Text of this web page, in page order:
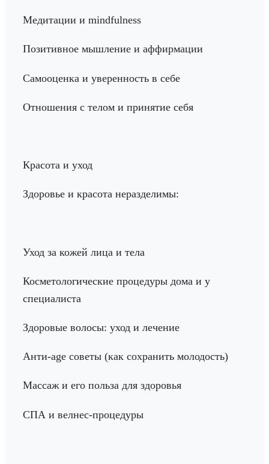
Медитации и mindfulness
Позитивное мышление и аффирмации
Самооценка и уверенность в себе
Отношения с телом и принятие себя
Красота и уход
Здоровье и красота неразделимы:
Уход за кожей лица и тела
Косметологические процедуры дома и у
специалиста
Здоровые волосы: уход и лечение
Анти-age советы (как сохранить молодость)
Массаж и его польза для здоровья
СПА и велнес-процедуры